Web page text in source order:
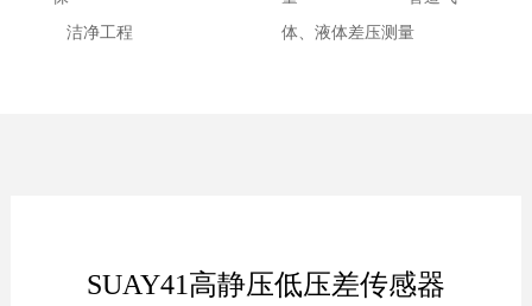
洁净工程
体、液体差压测量
SUAY41高静压低压差传感器